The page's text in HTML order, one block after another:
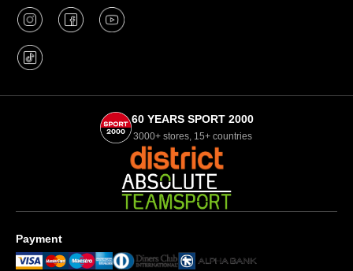
60 YEARS SPORT 2000
3000+ stores, 15+ countries
Payment